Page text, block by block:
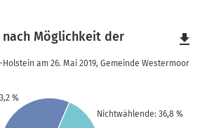
%
Nichtwählende: 36,8 %
Möglichkeit der
am 26. Mai 2019, Gemeinde Westermoor
file_download